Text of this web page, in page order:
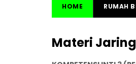
HOME RUMAH
Materi